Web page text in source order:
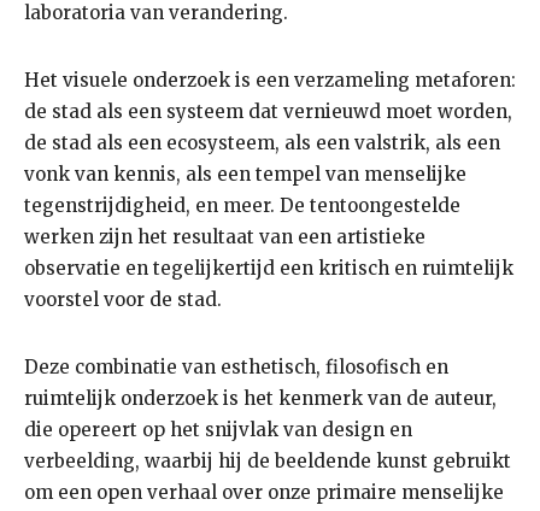
laboratoria van verandering.
Het visuele onderzoek is een verzameling metaforen:
de stad als een systeem dat vernieuwd moet worden,
de stad als een ecosysteem, als een valstrik, als een
vonk van kennis, als een tempel van menselijke
tegenstrijdigheid, en meer. De tentoongestelde
werken zijn het resultaat van een artistieke
observatie en tegelijkertijd een kritisch en ruimtelijk
voorstel voor de stad.
Deze combinatie van esthetisch, filosofisch en
ruimtelijk onderzoek is het kenmerk van de auteur,
die opereert op het snijvlak van design en
verbeelding, waarbij hij de beeldende kunst gebruikt
om een open verhaal over onze primaire menselijke